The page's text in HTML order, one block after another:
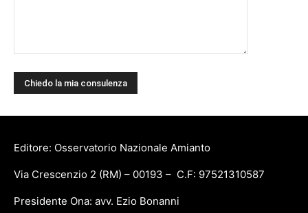
Editore: Osservatorio Nazionale Amianto
Via Crescenzio 2 (RM) – 00193 – C.F: 97521310587
Presidente Ona: avv. Ezio Bonanni